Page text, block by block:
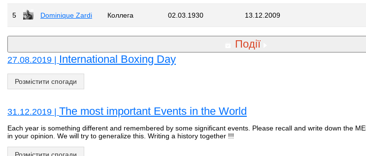
5 Dominique Zardi Коллега 02.03.1930 13.12.2009
Події
27.08.2019 | International Boxing Day
Розмістити спогади
31.12.2019 | The most important Events in the World
Each year is something different and remembered by some significant events. Please recall and write down the
in your opinion. We will try to generalize this. Writing a history together !!!